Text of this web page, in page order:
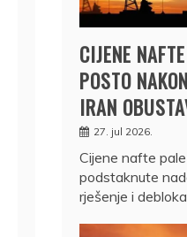
CIJENE
POSTO
IRAN
27. jul 2026.
Cijene nafte
podstaknute
rješenje i